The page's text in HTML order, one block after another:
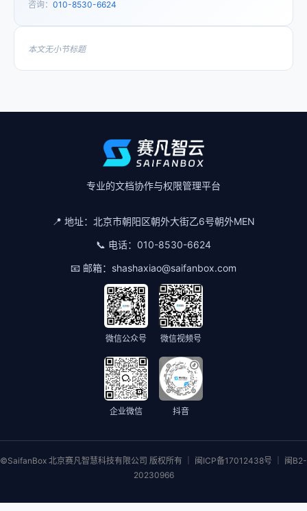
咨询： 010-8530-6624
本文无小节标题
专业的文档协作与权限管理平台
📍 地址： 北京市朝阳区朝外大街乙6号朝外MEN
📞 电话： 010-8530-6624
📧 邮箱： shashaxiao@saifanbox.com
微信公众号 微信视频号
企业微信 抖音
©SaifanBox 北京赛凡智慧科技有限公司 版权所有 ｜ 闽ICP备17012438号 ｜ 闽B2-
20230966